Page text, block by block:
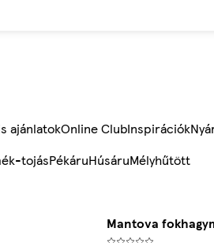
ajánlatokOnline ClubInspirációk
tojásPékáruHúsáruMélyhűtött
Mantova